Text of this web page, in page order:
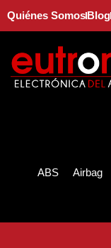
Quiénes SomosBlog
ABS Airbag